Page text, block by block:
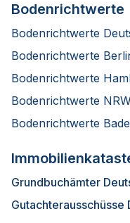
Bodenrichtwerte
Bodenrichtwerte
Bodenrichtwerte
Bodenrichtwerte
Bodenrichtwerte
Bodenrichtwerte
Grundbuchämter
Gutachterausschüsse